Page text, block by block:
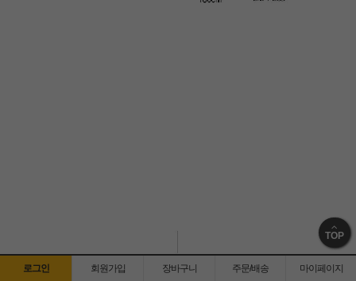
TOP
로그인 회원가입 장바구니 주문/배송 마이페이지